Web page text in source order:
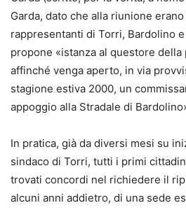
Garda, dato che alla riunione
rappresentanti di Torri, Bardolino
propone «istanza al questore della
affinché venga aperto, in via
stagione estiva 2000, un
appoggio alla Stradale di
In pratica, già da diversi mesi su
sindaco di Torri, tutti i primi
trovati concordi nel richiedere il
alcuni anni addietro, di una sede